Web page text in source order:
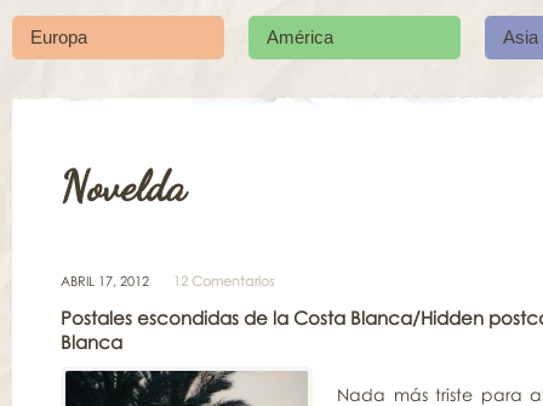
Europa América Asia
Novelda
ABRIL 17, 2012 12 Comentarios
Postales escondidas de la Costa Blanca/Hidden
Blanca
Nada más triste para